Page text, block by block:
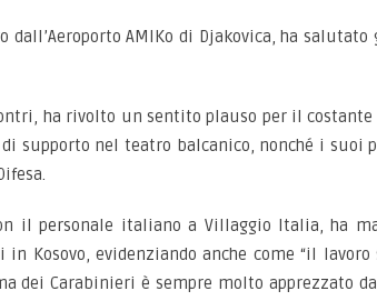
AMIKo di Djakovica, ha
ha rivolto un sentito plauso per il
supporto nel teatro balcanico, nonché i
il personale italiano a Villaggio Italia, ha
Kosovo, evidenziando anche come “il
dei Carabinieri è sempre molto